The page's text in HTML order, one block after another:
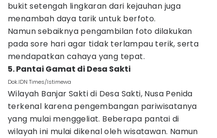
bukit setengah lingkaran dari kejauhan juga
menambah daya tarik untuk berfoto.
Namun sebaiknya pengambilan foto dilakukan
pada sore hari agar tidak terlampau terik, serta
mendapatkan cahaya yang tepat.
5. Pantai Gamat di Desa Sakti
Dok.IDN Times/Istimewa
Wilayah Banjar Sakti di Desa Sakti, Nusa Penida
terkenal karena pengembangan pariwisatanya
yang mulai menggeliat. Beberapa pantai di
wilayah ini mulai dikenal oleh wisatawan. Namun